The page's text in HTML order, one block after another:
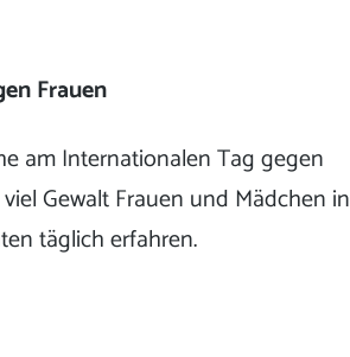
Frauen
am Internationalen Tag gegen
Gewalt Frauen und Mädchen in
täglich erfahren.